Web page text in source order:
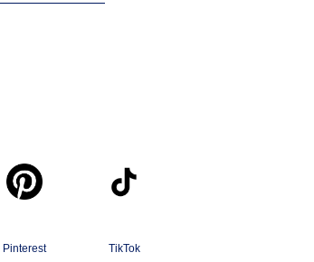
Pinterest TikTok